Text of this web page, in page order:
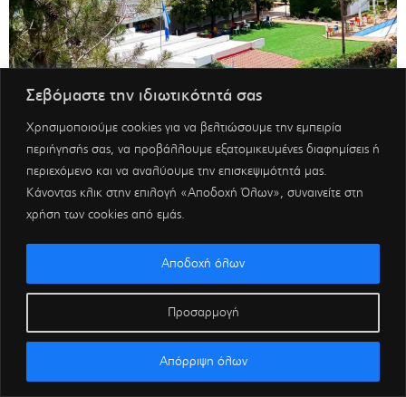
Σεβόμαστε την ιδιωτικότητά σας
Χρησιμοποιούμε cookies για να βελτιώσουμε την εμπειρία
περιήγησής σας, να προβάλλουμε εξατομικευμένες διαφημίσεις ή
περιεχόμενο και να αναλύουμε την επισκεψιμότητά μας.
Κάνοντας κλικ στην επιλογή «Αποδοχή Όλων», συναινείτε στη
χρήση των cookies από εμάς.
Προσαρμογή
Απόρριψη όλων
Αποδοχή όλων